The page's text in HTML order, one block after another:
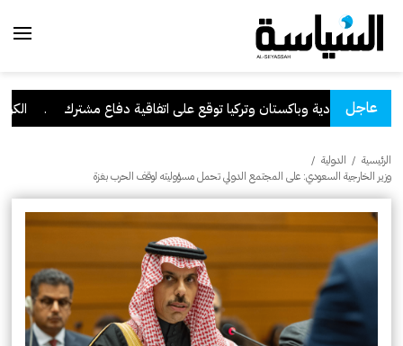
عاجل
السعودية وباكستان وتركيا توقع على اتفاقية دفاع مشترك
الرئيسية / الدولية /
وزير الخارجية السعودي: على المجتمع الدولي تحمل مسؤوليته لوقف الحرب بغزة